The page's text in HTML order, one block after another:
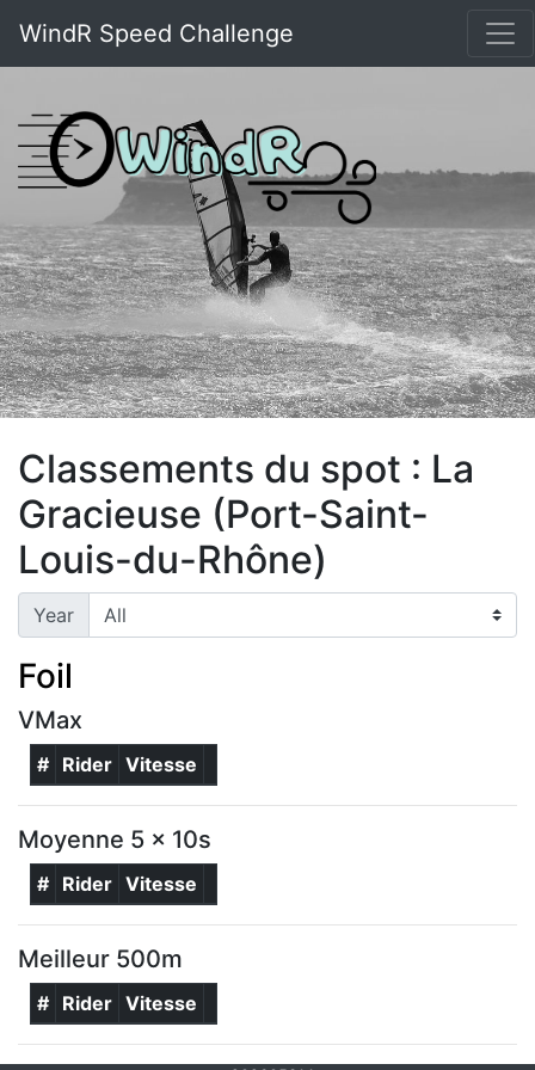
WindR Speed Challenge
Classements du spot : La
Gracieuse (Port-Saint-
Louis-du-Rhône)
Year
Foil
VMax
# Rider Vitesse
Moyenne 5 x 10s
# Rider Vitesse
Meilleur 500m
# Rider Vitesse